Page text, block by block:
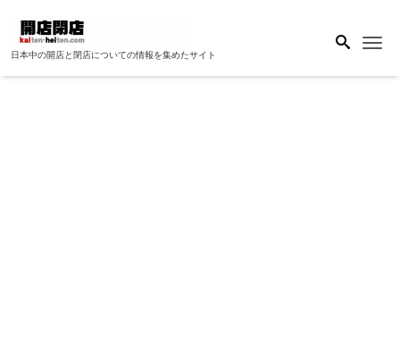
日本中の開店と閉店についての情報を集めたサイト